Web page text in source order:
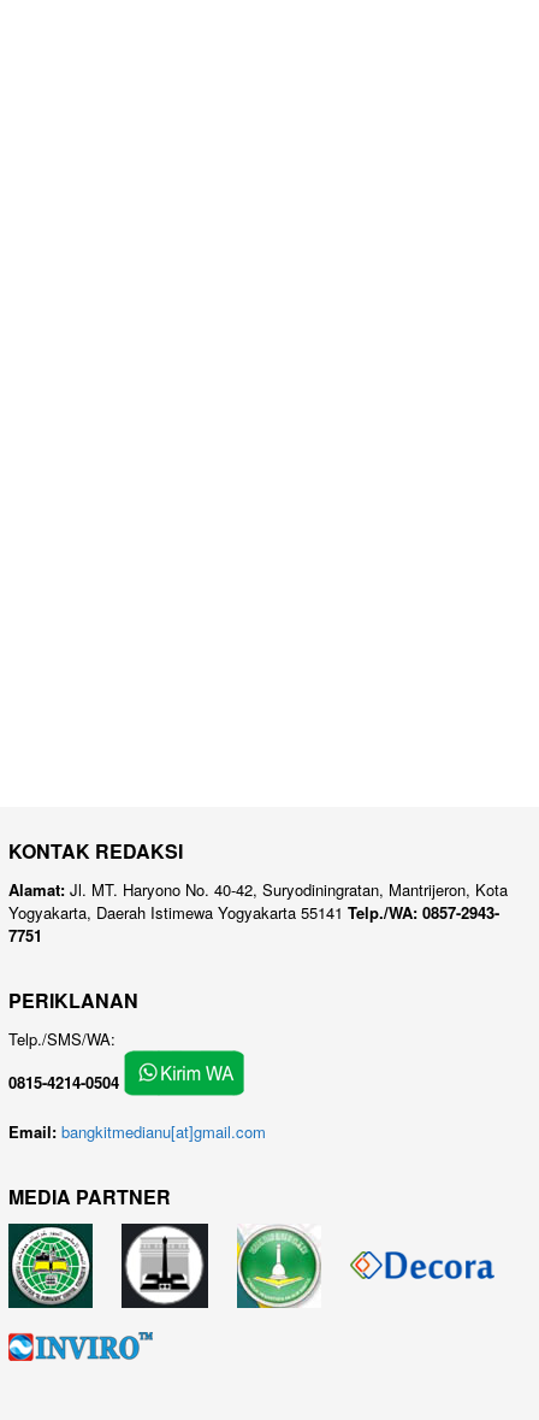
KONTAK REDAKSI
Alamat: Jl. MT. Haryono No. 40-42, Suryodiningratan, Mantrijeron, Kota
Yogyakarta, Daerah Istimewa Yogyakarta 55141 Telp./WA: 0857-2943-
7751
PERIKLANAN
Telp./SMS/WA:
0815-4214-0504
Email: bangkitmedianu[at]gmail.com
MEDIA PARTNER